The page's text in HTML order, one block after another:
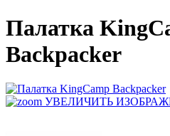
Палатка
Backpacker
УВЕЛИЧИТЬ